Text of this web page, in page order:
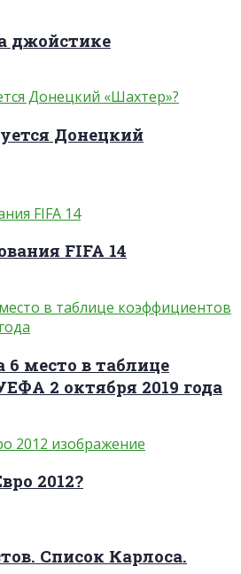
джойстике
Донецкий
FIFA 14
место в таблице
2 октября 2019 года
2012?
Список Карлоса.